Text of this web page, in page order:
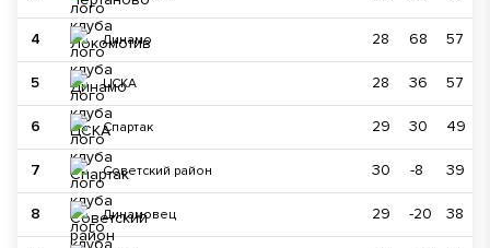
4 Динамо 28 68 57
5 ЦСКА 28 36 57
6 Спартак 29 30 49
7 Советский район 30 -8 39
8 Динамовец 29 -20 38